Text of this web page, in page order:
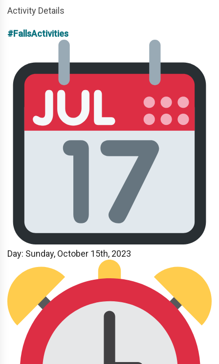
Activity Details
#FallsActivities
Day: Sunday, October 15th, 2023